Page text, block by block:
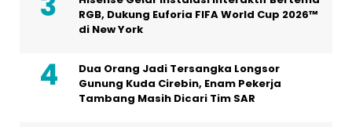
RGB, Dukung Euforia FIFA World Cup 2026™
di New York
Dua Orang Jadi Tersangka Longsor
Gunung Kuda Cirebin, Enam Pekerja
Tambang Masih Dicari Tim SAR